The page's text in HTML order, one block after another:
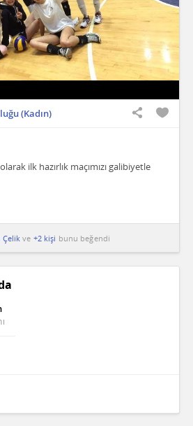
(Kadın)
ilk hazırlık maçımızı galibiyetle
Çelikve +2 kişi bunu beğendi